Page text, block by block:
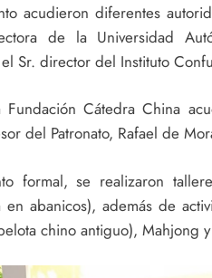
acudieron diferentes
de la Universidad
Sr. director del Instituto
Cátedra China
del Patronato, Rafael de
formal, se realizaron
en abanicos), además de
chino antiguo), Mahjong